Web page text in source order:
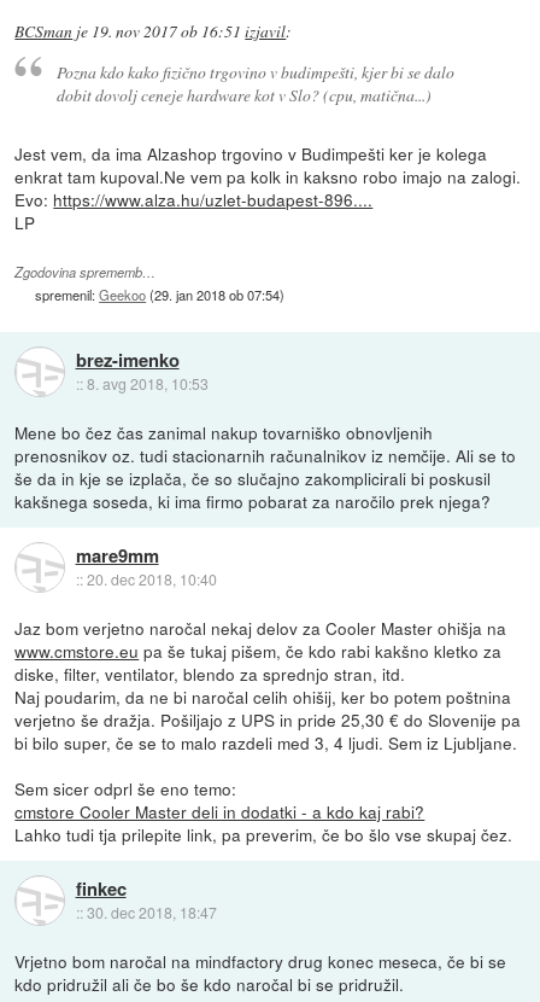
BCSman je 19. nov 2017 ob 16:51 izjavil:
Pozna kdo kako fizično trgovino v budimpešti, kjer bi se dalo
dobit dovolj ceneje hardware kot v Slo? (cpu, matična...)
Jest vem, da ima Alzashop trgovino v Budimpešti ker je kolega
enkrat tam kupoval.Ne vem pa kolk in kaksno robo imajo na zalogi.
Evo: https://www.alza.hu/uzlet-budapest-896....
LP
Zgodovina sprememb…
spremenil:Geekoo(29. jan 2018 ob 07:54)
brez-imenko
::8. avg 2018, 10:53
Mene bo čez čas zanimal nakup tovarniško obnovljenih
prenosnikov oz. tudi stacionarnih računalnikov iz nemčije. Ali se to
še da in kje se izplača, če so slučajno zakomplicirali bi poskusil
kakšnega soseda, ki ima firmo pobarat za naročilo prek njega?
mare9mm
::20. dec 2018, 10:40
Jaz bom verjetno naročal nekaj delov za Cooler Master ohišja na
www.cmstore.eu pa še tukaj pišem, če kdo rabi kakšno kletko za
diske, filter, ventilator, blendo za sprednjo stran, itd.
Naj poudarim, da ne bi naročal celih ohišij, ker bo potem poštnina
verjetno še dražja. Pošiljajo z UPS in pride 25,30 € do Slovenije pa
bi bilo super, če se to malo razdeli med 3, 4 ljudi. Sem iz Ljubljane.
Sem sicer odprl še eno temo:
cmstore Cooler Master deli in dodatki - a kdo kaj rabi?
Lahko tudi tja prilepite link, pa preverim, če bo šlo vse skupaj čez.
finkec
::30. dec 2018, 18:47
Vrjetno bom naročal na mindfactory drug konec meseca, če bi se
kdo pridružil ali če bo še kdo naročal bi se pridružil.